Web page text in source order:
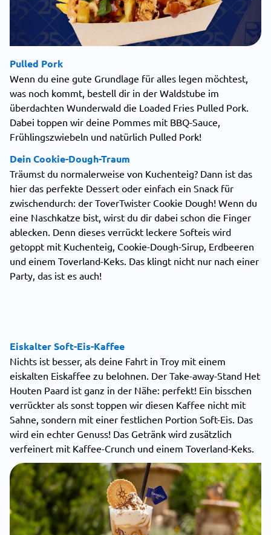
Pulled Pork
Wenn du eine gute Grundlage für alles legen möchtest,
was noch kommt, bestell dir in der Waldstube im
überdachten Wunderwald die Loaded Fries Pulled Pork.
Dabei toppen wir deine Pommes mit BBQ-Sauce,
Frühlingszwiebeln und natürlich Pulled Pork!
Dein Cookie-Dough-Traum
Träumst du normalerweise von Kuchenteig? Dann ist das
hier das perfekte Dessert oder einfach ein Snack für
zwischendurch: der ToverTwister Cookie Dough! Wenn du
eine Naschkatze bist, wirst du dir dabei schon die Finger
ablecken. Denn dieses verrückt leckere Softeis wird
getoppt mit Kuchenteig, Cookie-Dough-Sirup, Erdbeeren
und einem Toverland-Keks. Das klingt nicht nur nach einer
Party, das ist es auch!
Eiskalter Soft-Eis-Kaffee
Nichts ist besser, als deine Fahrt in Troy mit einem
eiskalten Eiskaffee zu belohnen. Der Take-away-Stand Het
Houten Paard ist ganz in der Nähe: perfekt! Ein bisschen
verrückter als sonst toppen wir diesen Kaffee nicht mit
Sahne, sondern mit einer festlichen Portion Soft-Eis. Das
wird ein echter Genuss! Das Getränk wird zusätzlich
verfeinert mit Kaffee-Crunch und einem Toverland-Keks.